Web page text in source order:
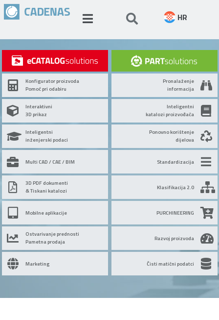
HR
Konfigurator proizvoda
Pomoć pri odabiru
Interaktivni
3D prikaz
Inteligentni
inženjerski podaci
Multi CAD / CAE / BIM
3D PDF dokumenti
& Tiskani katalozi
Mobilne aplikacije
Ostvarivanje prednosti
Pametna prodaja
Marketing
Pronalaženje
informacija
Inteligentni
katalozi proizvođača
Ponovno korištenje
dijelova
Standardizacija
Klasifikacija 2.0
PURCHINEERING
Razvoj proizvoda
Čisti matični podatci